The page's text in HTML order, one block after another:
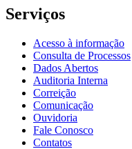
Serviços
Acesso à informação
Consulta de Processos
Dados Abertos
Auditoria Interna
Correição
Comunicação
Ouvidoria
Fale Conosco
Contatos